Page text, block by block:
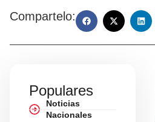
Compartelo:
Populares
Noticias
Nacionales